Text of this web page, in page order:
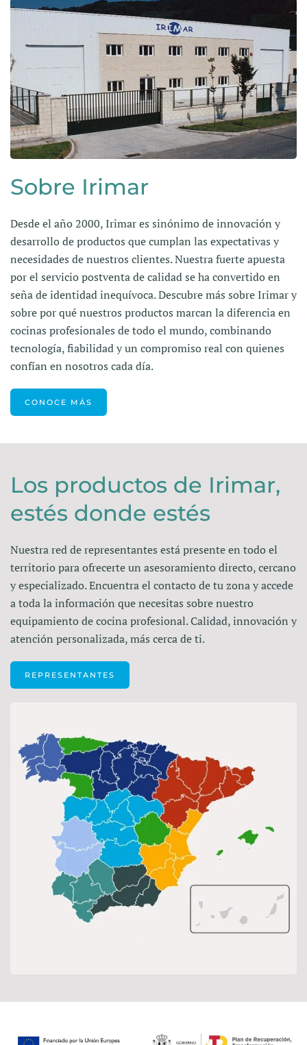
Sobre Irimar
Desde el año 2000, Irimar es sinónimo de innovación y
desarrollo de productos que cumplan las expectativas y
necesidades de nuestros clientes. Nuestra fuerte apuesta
por el servicio postventa de calidad se ha convertido en
seña de identidad inequívoca. Descubre más sobre Irimar y
sobre por qué nuestros productos marcan la diferencia en
cocinas profesionales de todo el mundo, combinando
tecnología, fiabilidad y un compromiso real con quienes
confían en nosotros cada día.
CONOCE MÁS
Los productos de Irimar,
estés donde estés
Nuestra red de representantes está presente en todo el
territorio para ofrecerte un asesoramiento directo, cercano
y especializado. Encuentra el contacto de tu zona y accede
a toda la información que necesitas sobre nuestro
equipamiento de cocina profesional. Calidad, innovación y
atención personalizada, más cerca de ti.
REPRESENTANTES